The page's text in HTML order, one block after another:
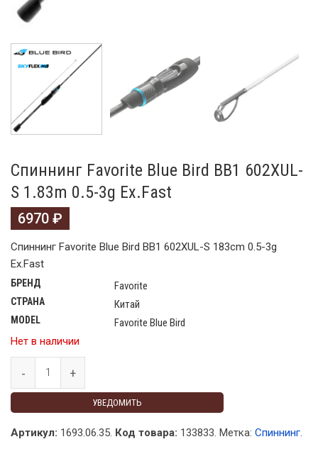
Спиннинг Favorite Blue Bird BB1 602XUL-
S 1.83m 0.5-3g Ex.Fast
6970 ₽
Спиннинг Favorite Blue Bird BB1 602XUL-S 183cm 0.5-3g
Ex.Fast
БРЕНД Favorite
СТРАНА Китай
MODEL
Favorite Blue Bird
Нет в наличии
УВЕДОМИТЬ
Артикул: 1693.06.35. Код товара: 133833. Метка: Спиннинг.